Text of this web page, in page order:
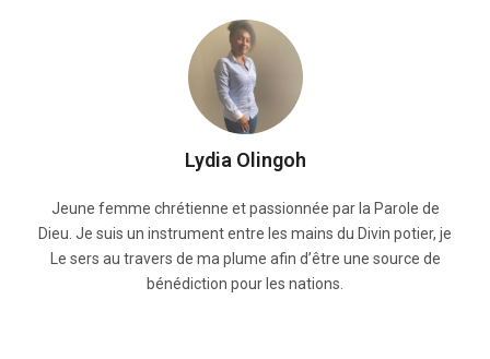
Lydia Olingoh
Jeune femme chrétienne et passionnée par la Parole de
Dieu. Je suis un instrument entre les mains du Divin potier, je
Le sers au travers de ma plume afin d’être une source de
bénédiction pour les nations.